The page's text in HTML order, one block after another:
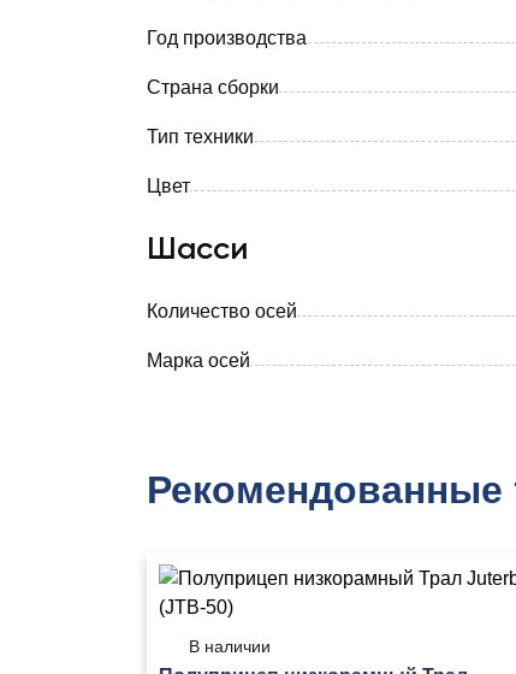
Год производства
Страна сборки
Тип техники
Цвет
Шасси
Количество осей
Марка осей
Рекомендованные
В наличии